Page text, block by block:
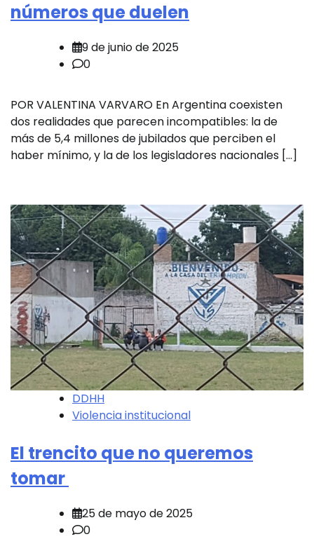
números que duelen
9 de junio de 2025
0
POR VALENTINA VARVARO En Argentina coexisten
dos realidades que parecen incompatibles: la de
más de 5,4 millones de jubilados que perciben el
haber mínimo, y la de los legisladores nacionales […]
DDHH
Violencia institucional
El trencito que no queremos
tomar
25 de mayo de 2025
0